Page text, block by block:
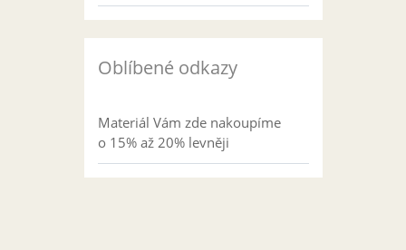
Oblíbené odkazy
Materiál Vám zde nakoupíme
o 15% až 20% levněji